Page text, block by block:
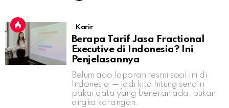
Karir
Berapa Tarif Jasa Fractional
Executive di Indonesia? Ini
Penjelasannya
Belum ada laporan resmi soal ini di
Indonesia — jadi kita hitung sendiri
pakai data yang beneran ada, bukan
angka karangan.